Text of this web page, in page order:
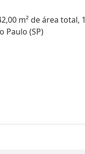
m² de área total, 1
Paulo (SP)